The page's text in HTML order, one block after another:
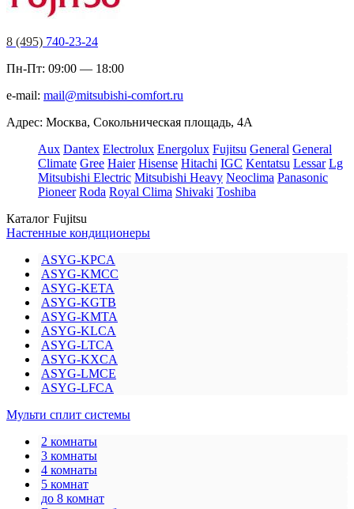
8 (495) 740-23-24
Пн-Пт: 09:00 — 18:00
e-mail: mail@mitsubishi-comfort.ru
Адрес: Москва, Сокольническая площадь, 4А
Aux Dantex Electrolux Energolux Fujitsu General General
Climate Gree Haier Hisense Hitachi IGC Kentatsu Lessar Lg
Mitsubishi Electric Mitsubishi Heavy Neoclima Panasonic
Pioneer Roda Royal Clima Shivaki Toshiba
Каталог Fujitsu
Настенные кондиционеры
ASYG-KPCA
ASYG-KMCC
ASYG-KETA
ASYG-KGTB
ASYG-KMTA
ASYG-KLCA
ASYG-LTCA
ASYG-KXCA
ASYG-LMCE
ASYG-LFCA
Мульти сплит системы
2 комнаты
3 комнаты
4 комнаты
5 комнат
до 8 комнат